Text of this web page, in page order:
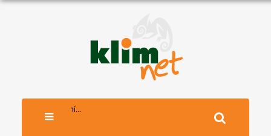
Vyhledávání...